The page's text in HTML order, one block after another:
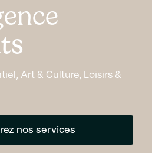
Art & Culture, Loisirs &
nos services